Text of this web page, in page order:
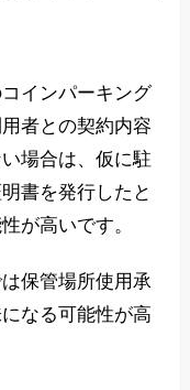
インパーキング
者との契約内容
場合は、仮に駐
書を発行したと
が高いです。
保管場所使用承
なる可能性が高